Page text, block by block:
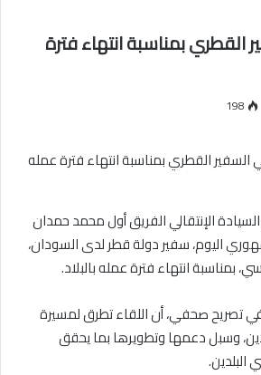
القطري بمناسبة انتهاء فترة
198
الإنتقالي الفريق أول محمد حمدان
اليوم، سفير دولة قطر لدى السودان،
بمناسبة انتهاء فترة عمله بالبلاد.
تصريح صحفي، أن اللقاء تطرق لمسيرة
وسبل دعمها وتطويرها بما يحقق
البلدين.